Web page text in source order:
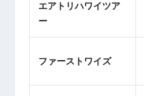
エアトリハワイツア
ー
ファーストワイズ